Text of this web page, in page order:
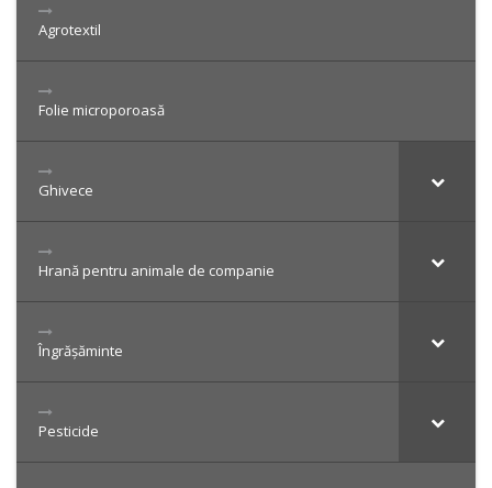
Agrotextil
Folie microporoasă
Ghivece
Hrană pentru animale de companie
Îngrășăminte
Pesticide